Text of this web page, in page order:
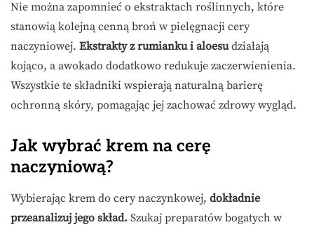
Nie można zapomnieć o ekstraktach roślinnych, które
stanowią kolejną cenną broń w pielęgnacji cery
naczyniowej. Ekstrakty z rumianku i aloesudziałają
kojąco, a awokado dodatkowo redukuje zaczerwienienia.
Wszystkie te składniki wspierają naturalną barierę
ochronną skóry, pomagając jej zachować zdrowy wygląd.
Jak wybrać krem na cerę
naczyniową?
Wybierając krem do cery naczynkowej, dokładnie
przeanalizuj jego skład. Szukaj preparatów bogatych w